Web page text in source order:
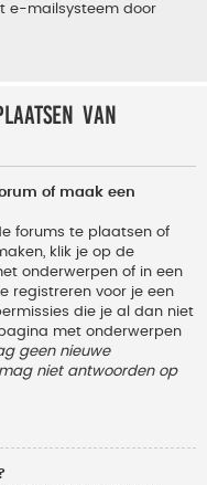
e-mailsysteem door
van
of maak een
forums te plaatsen of
klik je op de
onderwerpen of in een
registreren voor je een
die je al dan niet
met onderwerpen
geen nieuwe
niet antwoorden op